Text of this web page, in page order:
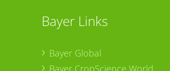
Bayer Links
Bayer Global
Bayer CropScience World